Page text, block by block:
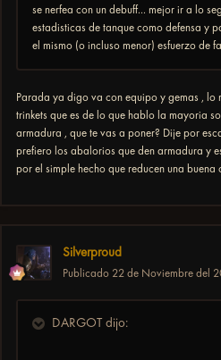
se nerfea con un debuff... mejor ir a lo
estadisticas de tanque como defensa y
el mismo (o incluso menor) esfuerzo de
Parada ya digo va con equipo y gemas , lo
trinkets que es de lo que hablo la mayoria
armadura , que te vas a poner? Dije por
prefiero los abalorios que den armadura y
por el simple hecho que reducen una
Silverproud
Publicado 22 de Noviembre del
DARGOT dijo: